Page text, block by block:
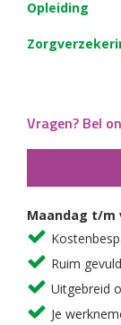
Opleiding
Vragen? Bel
Maandag t/m
Ruim
Uitgebreid
Je